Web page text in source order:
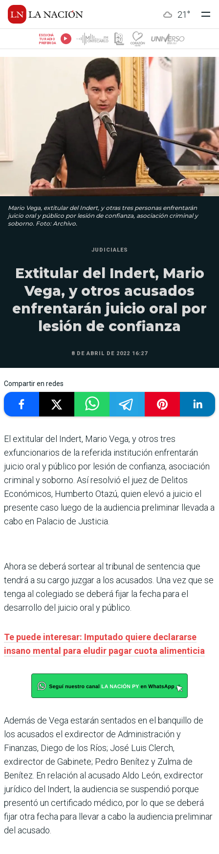
21 °
ESCUCHÁ
TU RADIO
PREFERIDA
Mario Vega, extitular del Indert, y otras tres personas enfrentarán
juicio oral y público por lesión de confianza, asociación criminal y
soborno. Foto: Archivo.
JUDICIALES
Extitular del Indert, Mario
Vega, y otros acusados
enfrentarán juicio oral por
lesión de confianza
8 DE ABRIL DE 2022 16:27
Compartir en redes
El extitular del Indert, Mario Vega, y otros tres
exfuncionarios de la referida institución enfrentarán
juicio oral y público por lesión de confianza, asociación
criminal y soborno. Así resolvió el juez de Delitos
Económicos, Humberto Otazú, quien elevó a juicio el
presente caso luego de la audiencia preliminar llevada a
cabo en Palacio de Justicia.
Ahora se deberá sortear al tribunal de sentencia que
tendrá a su cargo juzgar a los acusados. Una vez que se
tenga al colegiado se deberá fijar la fecha para el
desarrollo del juicio oral y público.
Te puede interesar: Imputado quiere declararse
insano mental para eludir pagar cuota alimenticia
Además de Vega estarán sentados en el banquillo de
los acusados el exdirector de Administración y
Finanzas, Diego de los Ríos; José Luis Clerch,
exdirector de Gabinete; Pedro Benítez y Zulma de
Benítez. En relación al acusado Aldo León, exdirector
jurídico del Indert, la audiencia se suspendió porque
presentó un certificado médico, por lo que se deberá
fijar otra fecha para llevar a cabo la audiencia preliminar
del acusado.